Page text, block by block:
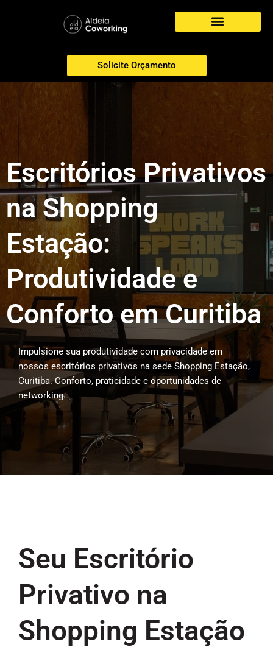
Solicite Orçamento
Escritórios Privativos
na Shopping
Estação:
Produtividade e
Conforto em Curitiba
Impulsione sua produtividade com privacidade em
nossos escritórios privativos na sede Shopping Estação,
Curitiba. Conforto, praticidade e oportunidades de
networking.
Seu Escritório
Privativo na
Shopping Estação